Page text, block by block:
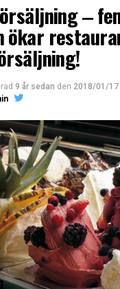
‒
ökar
9 år sedan den 2018/01/17